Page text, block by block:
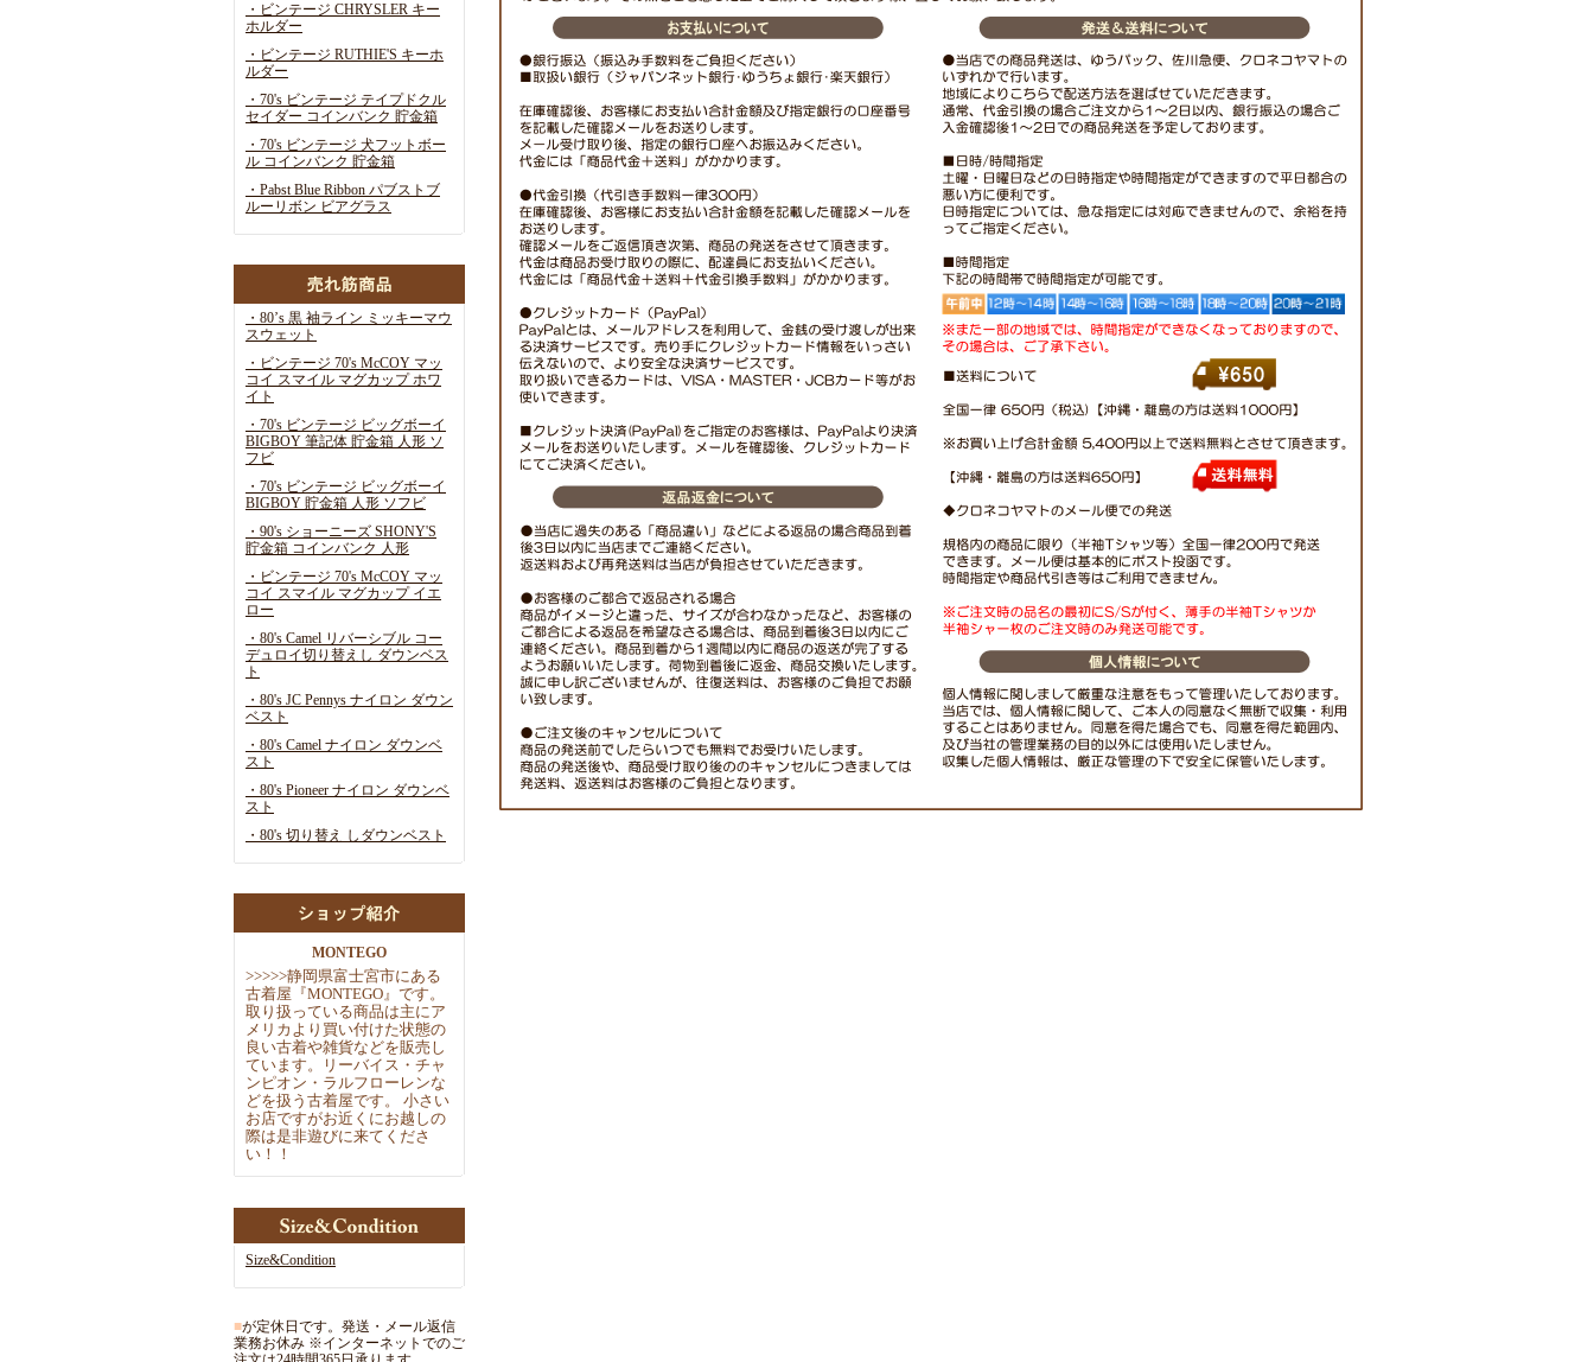
・ビンテージ CHRYSLER キー
ホルダー
・ビンテージ RUTHIE'S キーホ
ルダー
・70's ビンテージ テイプドクル
セイダー コインバンク 貯金箱
・70's ビンテージ 犬フットボー
ル コインバンク 貯金箱
・Pabst Blue Ribbon パブストブ
ルーリボン ビアグラス
・80’s 黒 袖ライン ミッキーマウ
スウェット
・ビンテージ 70's McCOY マッ
コイ スマイル マグカップ ホワ
イト
・70's ビンテージ ビッグボーイ
BIGBOY 筆記体 貯金箱 人形 ソ
フビ
・70's ビンテージ ビッグボーイ
BIGBOY 貯金箱 人形 ソフビ
・90's ショーニーズ SHONY'S
貯金箱 コインバンク 人形
・ビンテージ 70's McCOY マッ
コイ スマイル マグカップ イエ
ロー
・80's Camel リバーシブル コー
デュロイ切り替えし ダウンベス
ト
・80's JC Pennys ナイロン ダウン
ベスト
・80's Camel ナイロン ダウンベ
スト
・80's Pioneer ナイロン ダウンベ
スト
・80's 切り替え しダウンベスト
MONTEGO
>>>>>静岡県富士宮市にある
古着屋『MONTEGO』です。
取 り扱っている商品は主にア
メリカより買い付けた状態の
良い古着や雑貨などを販売し
ています。リーバイス・チャ
ンピオン・ラルフローレンな
どを扱う古着屋です。 小さい
お店ですがお近くにお越しの
際は是非遊びに来てくださ
い！！
Size&Condition
■が定休日です。発送・メール返信
業務お休み ※インターネットでのご